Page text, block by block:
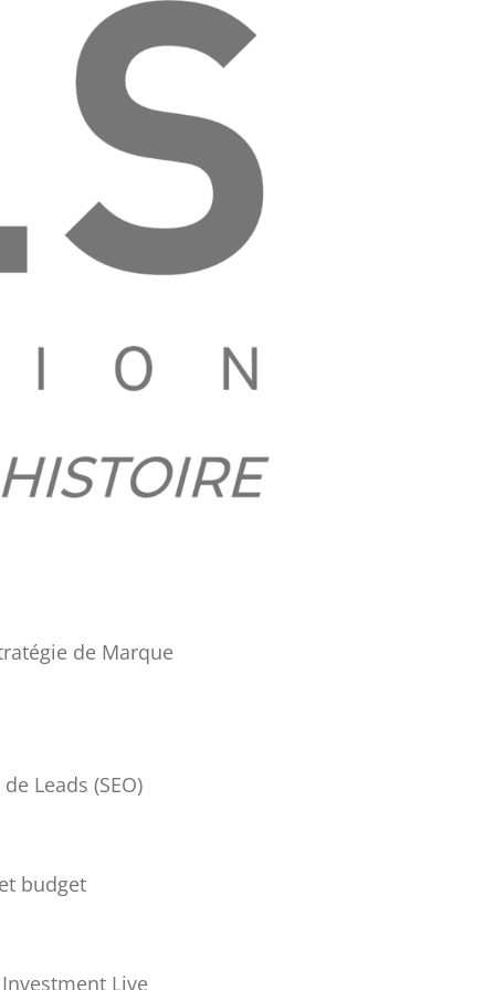
de Marque
Leads (SEO)
budget
Live